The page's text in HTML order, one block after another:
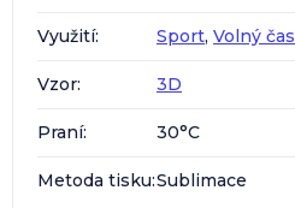
Využití: Sport, Volný čas
Vzor: 3D
Praní: 30°C
Metoda tisku:Sublimace